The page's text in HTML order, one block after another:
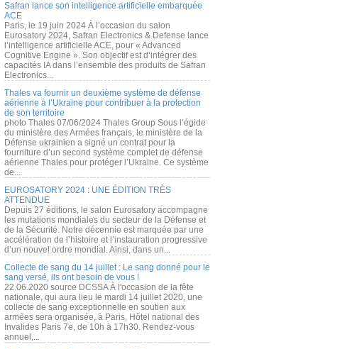
Safran lance son intelligence artificielle embarquée
ACE
Paris, le 19 juin 2024 À l’occasion du salon
Eurosatory 2024, Safran Electronics & Defense lance
l’intelligence artificielle ACE, pour « Advanced
Cognitive Engine ». Son objectif est d’intégrer des
capacités IA dans l’ensemble des produits de Safran
Electronics...
Thales va fournir un deuxième système de défense
aérienne à l’Ukraine pour contribuer à la protection
de son territoire
photo Thales 07/06/2024 Thales Group Sous l’égide
du ministère des Armées français, le ministère de la
Défense ukrainien a signé un contrat pour la
fourniture d’un second système complet de défense
aérienne Thales pour protéger l’Ukraine. Ce système
de...
EUROSATORY 2024 : UNE ÉDITION TRÈS
ATTENDUE
Depuis 27 éditions, le salon Eurosatory accompagne
les mutations mondiales du secteur de la Défense et
de la Sécurité. Notre décennie est marquée par une
accélération de l’histoire et l’instauration progressive
d’un nouvel ordre mondial. Ainsi, dans un...
Collecte de sang du 14 juillet : Le sang donné pour le
sang versé, ils ont besoin de vous !
22.06.2020 source DCSSA À l'occasion de la fête
nationale, qui aura lieu le mardi 14 juillet 2020, une
collecte de sang exceptionnelle en soutien aux
armées sera organisée, à Paris, Hôtel national des
Invalides Paris 7e, de 10h à 17h30. Rendez-vous
annuel,...